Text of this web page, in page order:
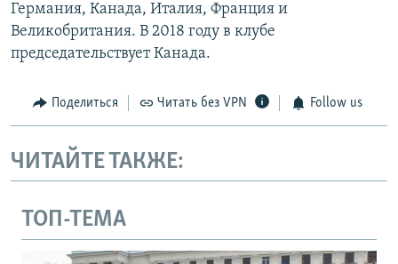
Германия, Канада, Италия, Франция и
Великобритания. В 2018 году в клубе
председательствует Канада.
Поделиться Читать без VPN Follow us
ЧИТАЙТЕ ТАКЖЕ:
ТОП-ТЕМА